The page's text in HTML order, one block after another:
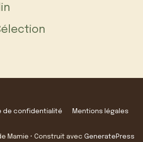
de confidentialité Mentions légales
Mamie • Construit avec GeneratePress